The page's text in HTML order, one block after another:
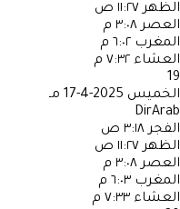
الظهر ١١:٢٧ ص
العصر ٣:٠٨ م
المغرب ٦:٠٢ م
العشاء ٧:٣٢ م
19
الخميس 2025-4-17 مـ
DirArab
الفجر ٣:١٨ ص
الظهر ١١:٢٧ ص
العصر ٣:٠٨ م
المغرب ٦:٠٣ م
العشاء ٧:٣٣ م